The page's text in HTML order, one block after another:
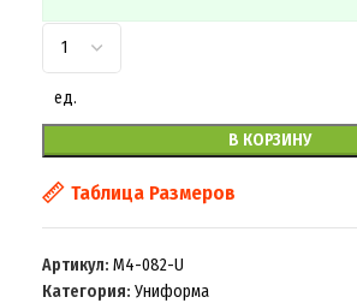
ед.
В КОРЗИНУ
Таблица Размеров
Артикул: M4-082-U
Категория: Униформа